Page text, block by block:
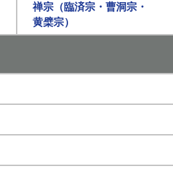
禅宗（臨済宗・曹洞宗・
黄檗宗）